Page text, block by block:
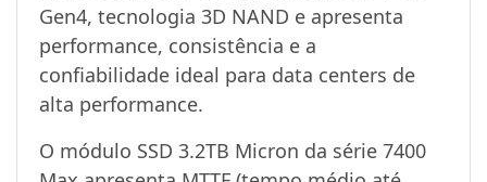
Gen4, tecnologia 3D NAND e apresenta
performance, consistência e a
confiabilidade ideal para data centers de
alta performance.
O módulo SSD 3.2TB Micron da série 7400